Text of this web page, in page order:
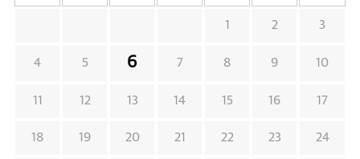
1 2 3
4 5 6 7 8 9 10
11 12 13 14 15 16 17
18 19 20 21 22 23 24